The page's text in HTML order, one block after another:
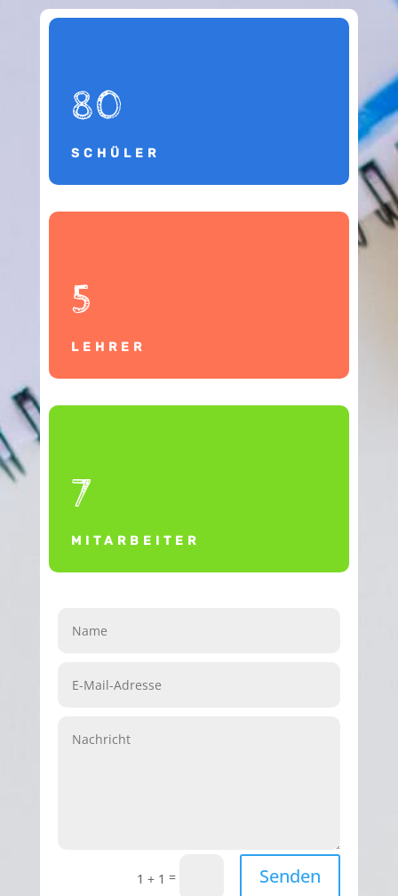
80
SCHÜLER
5
LEHRER
7
MITARBEITER
1 + 1 = Senden